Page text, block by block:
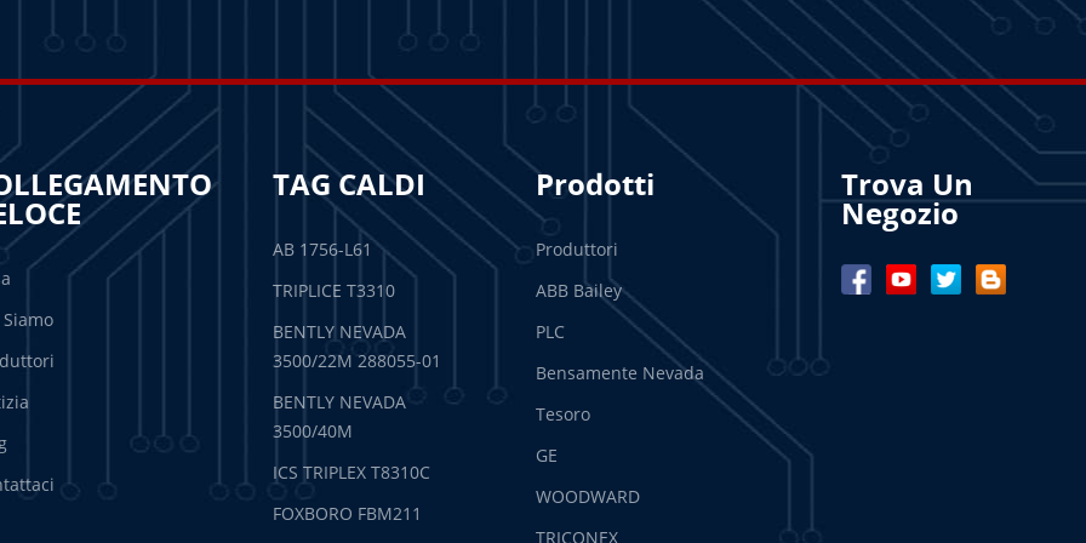
TAG CALDI
AB 1756-L61
TRIPLICE T3310
BENTLY NEVADA
3500/22M 288055-01
BENTLY NEVADA
3500/40M
ICS TRIPLEX T8310C
FOXBORO FBM211
Prodotti
Produttori
ABB Bailey
PLC
Bensamente Nevada
Tesoro
GE
WOODWARD
TRICONEX
Trova Un
Negozio